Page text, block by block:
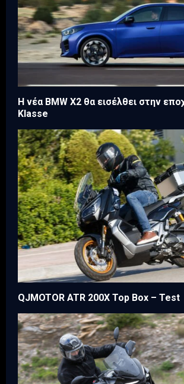
Η νέα BMW X2 θα εισέλθει στην
Klasse
QJMOTOR ATR 200X Top Box – Test